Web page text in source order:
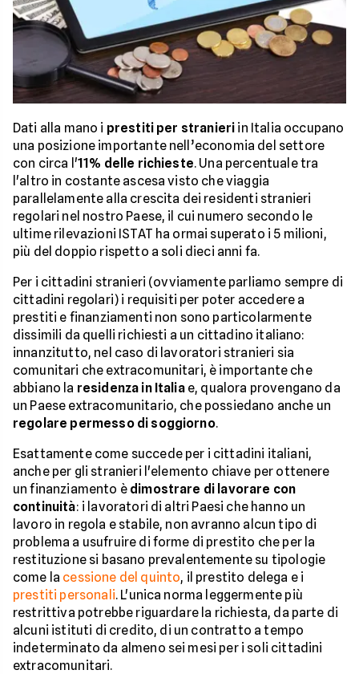
Dati alla mano i prestiti per stranieri in Italia occupano
una posizione importante nell’economia del settore
con circa l'11% delle richieste. Una percentuale tra
l'altro in costante ascesa visto che viaggia
parallelamente alla crescita dei residenti stranieri
regolari nel nostro Paese, il cui numero secondo le
ultime rilevazioni ISTAT ha ormai superato i 5 milioni,
più del doppio rispetto a soli dieci anni fa.
Per i cittadini stranieri (ovviamente parliamo sempre di
cittadini regolari) i requisiti per poter accedere a
prestiti e finanziamenti non sono particolarmente
dissimili da quelli richiesti a un cittadino italiano:
innanzitutto, nel caso di lavoratori stranieri sia
comunitari che extracomunitari, è importante che
abbiano la residenza in Italiae, qualora provengano da
un Paese extracomunitario, che possiedano anche un
regolare permesso di soggiorno.
Esattamente come succede per i cittadini italiani,
anche per gli stranieri l'elemento chiave per ottenere
un finanziamento è dimostrare di lavorare con
continuità: i lavoratori di altri Paesi che hanno un
lavoro in regola e stabile, non avranno alcun tipo di
problema a usufruire di forme di prestito che per la
restituzione si basano prevalentemente su tipologie
come la cessione del quinto, il prestito delega e i
prestiti personali. L'unica norma leggermente più
restrittiva potrebbe riguardare la richiesta, da parte di
alcuni istituti di credito, di un contratto a tempo
indeterminato da almeno sei mesi per i soli cittadini
extracomunitari.